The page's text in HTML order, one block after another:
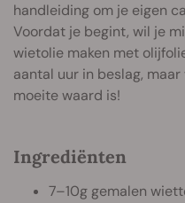
handleiding om je eigen
Voordat je begint, wil je
wietolie maken met
aantal uur in beslag,
moeite waard is!
Ingrediënten
7–10g gemalen